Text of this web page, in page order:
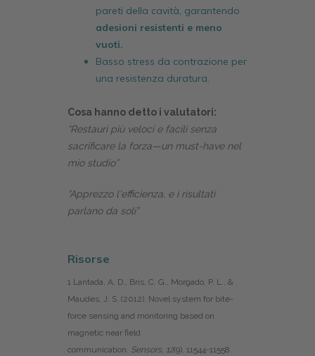
pareti della cavità, garantendo
adesioni resistenti e meno
vuoti.
Basso stress da contrazione per
una resistenza duratura.
Cosa hanno detto i valutatori:
“Restauri più veloci e facili senza
sacrificare la forza—un must-have nel
mio studio”
“Apprezzo l'efficienza, e i risultati
parlano da soli”
Risorse
1 Lantada, A. D., Bris, C. G., Morgado, P. L., &
Maudes, J. S. (2012). Novel system for bite-
force sensing and monitoring based on
magnetic near field
communication. Sensors, 12(9), 11544-11558.